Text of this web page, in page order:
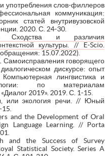
употребления слов-филлеров
коммуникация:
статей внутривузовской
2020. С. 24-30.
Сходства и различия
культуры. // E-Scio.
15.07.2022).
Самоисправления говорящего
дискурсе: опыт
лингвистика и
по материалам
2019». 2019. С. 1-15.
или экология речи. // Юный
and the Development of Oral
Language Learning. // Porta
and the Success of Survey
Statistical Society. Series A